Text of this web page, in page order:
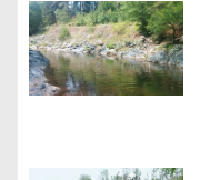
a
v
i